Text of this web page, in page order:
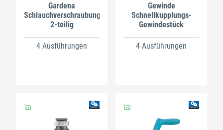
Gardena
Schlauchverschraubung
2-teilig
4 Ausführungen
Gewinde
Schnellkupplungs-
Gewindestück
4 Ausführungen